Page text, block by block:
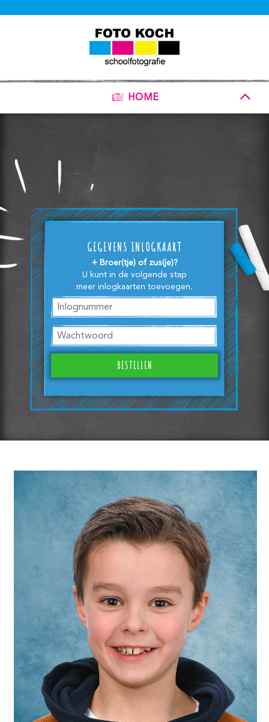
HOME
GEGEVENS INLOGKAART
+ Broer(tje) of zus(je)?
U kunt in de volgende stap
meer inlogkaarten toevoegen.